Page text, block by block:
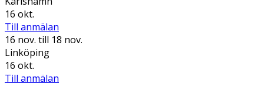
16 okt.
Till anmälan
16 nov. till 18 nov.
Linköping
16 okt.
Till anmälan